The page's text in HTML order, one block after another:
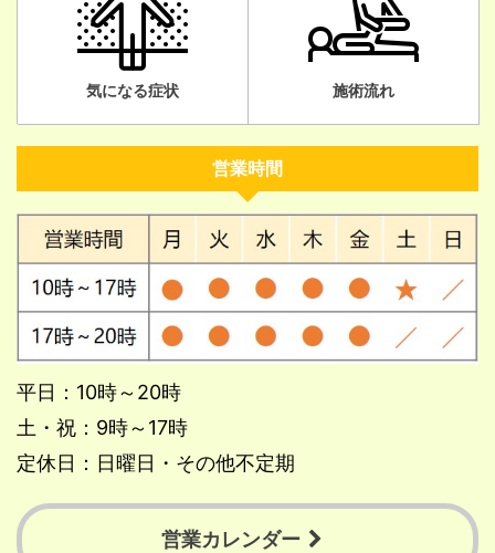
気になる症状 施術流れ
営業時間
平日：10時～20時
土・祝：9時～17時
定休日：日曜日・その他不定期
営業カレンダー